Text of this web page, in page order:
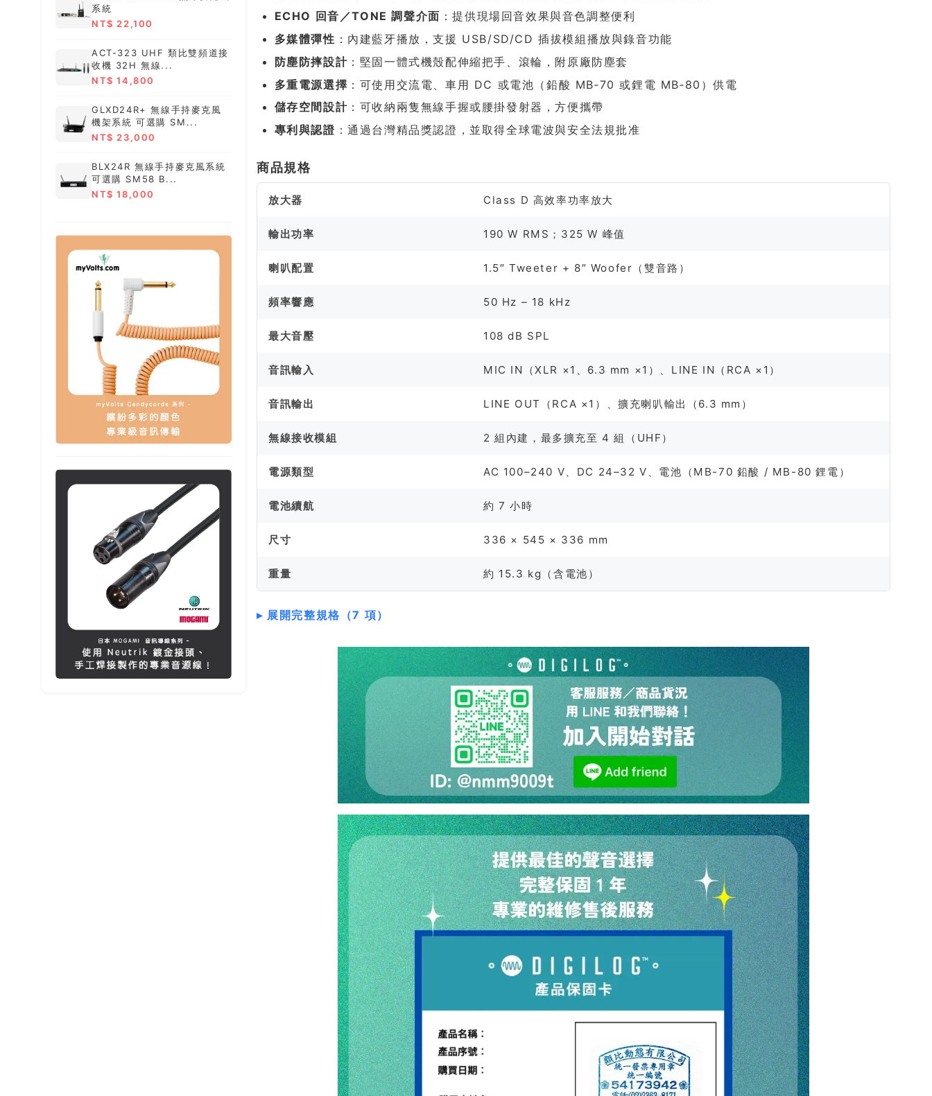
系統
NT$ 22,100
ACT-323 UHF 類比雙頻道接
收機 32H 無線...
NT$ 14,800
GLXD24R+ 無線手持麥克風
機架系統 可選購 SM...
NT$ 23,000
BLX24R 無線手持麥克風系統
可選購 SM58 B...
NT$ 18,000
ECHO 回音／TONE 調聲介面 ：提供現場回音效果與音色調整便利
多媒體彈性 ：內建藍牙播放，支援 USB/SD/CD 插拔模組播放與錄音功能
防塵防摔設計 ：堅固一體式機殼配伸縮把手、滾輪，附原廠防塵套
多重電源選擇 ：可使用交流電、車用 DC 或電池（鉛酸 MB‑70 或鋰電 MB‑80）供電
儲存空間設計 ：可收納兩隻無線手握或腰掛發射器，方便攜帶
專利與認證 ：通過台灣精品獎認證，並取得全球電波與安全法規批准
商品規格
放大器 Class D 高效率功率放大
輸出功率 190 W RMS；325 W 峰值
喇叭配置 1.5″ Tweeter + 8″ Woofer（雙音路）
頻率響應 50 Hz – 18 kHz
最大音壓 108 dB SPL
音訊輸入 MIC IN（XLR ×1、6.3 mm ×1）、LINE IN（RCA ×1）
音訊輸出 LINE OUT（RCA ×1）、擴充喇叭輸出（6.3 mm）
無線接收模組 2 組內建，最多擴充至 4 組（UHF）
電源類型 AC 100–240 V、DC 24–32 V、電池（MB-70 鉛酸 / MB-80 鋰電）
電池續航 約 7 小時
尺寸 336 × 545 × 336 mm
重量 約 15.3 kg（含電池）
展開完整規格（7 項）